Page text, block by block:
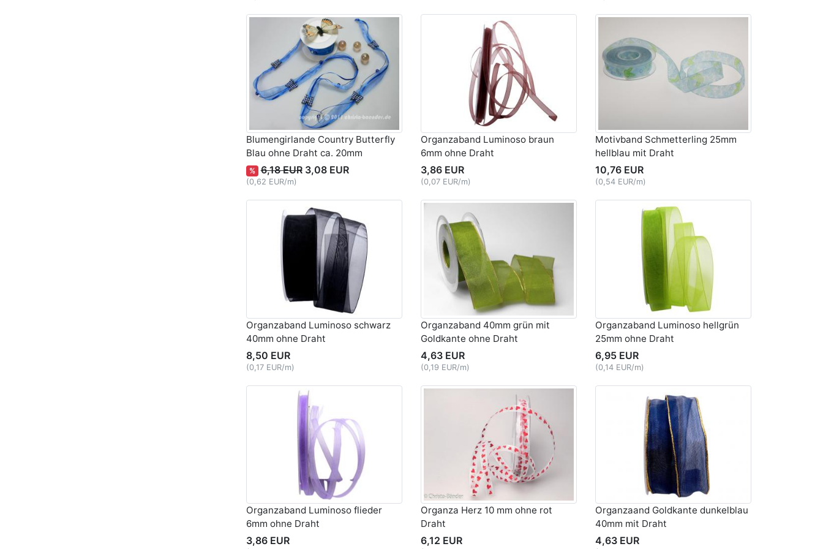
Blumengirlande Country Butterfly
Blau ohne Draht ca. 20mm
% 6,18 EUR 3,08 EUR
(0,62 EUR/m)
Organzaband Luminoso braun
6mm ohne Draht
3,86 EUR
(0,07 EUR/m)
Motivband Schmetterling 25mm
hellblau mit Draht
10,76 EUR
(0,54 EUR/m)
Organzaband Luminoso schwarz
40mm ohne Draht
8,50 EUR
(0,17 EUR/m)
Organzaband 40mm grün mit
Goldkante ohne Draht
4,63 EUR
(0,19 EUR/m)
Organzaband Luminoso hellgrün
25mm ohne Draht
6,95 EUR
(0,14 EUR/m)
Organzaband Luminoso flieder
6mm ohne Draht
3,86 EUR
Organza Herz 10 mm ohne rot
Draht
6,12 EUR
Organzaand Goldkante dunkelblau
40mm mit Draht
4,63 EUR